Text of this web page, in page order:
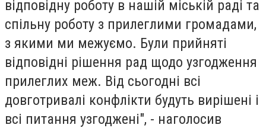
відповідну роботу в нашій міській раді та
спільну роботу з прилеглими громадами,
з якими ми межуємо. Були прийняті
відповідні рішення рад щодо узгодження
прилеглих меж. Від сьогодні всі
довготривалі конфлікти будуть вирішені і
всі питання узгоджені", - наголосив